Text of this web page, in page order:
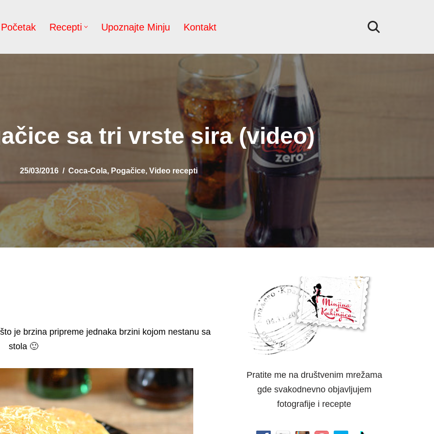
Početak Recepti Upoznajte Minju Kontakt
sa tri vrste sira (video)
25/03/2016 Coca-Cola, Pogačice, Video recepti
je brzina pripreme jednaka brzini kojom nestanu sa
stola 🙂
Pratite me na društvenim mrežama
gde svakodnevno objavljujem
fotografije i recepte